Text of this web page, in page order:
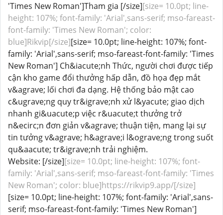
'Times New Roman']Tham gia [/size][size= 10.0pt; line-
height: 107%; font-family: 'Arial',sans-serif; mso-fareast-
font-family: 'Times New Roman'; color:
blue]Rikvip[/size][size= 10.0pt; line-height: 107%; font-
family: 'Arial',sans-serif; mso-fareast-font-family: 'Times
New Roman'] Ch&iacute;nh Thức, người chơi được tiếp
cận kho game đổi thưởng hấp dẫn, đồ họa đẹp mắt
v&agrave; lối chơi đa dạng. Hệ thống bảo mật cao
c&ugrave;ng quy tr&igrave;nh xử l&yacute; giao dịch
nhanh gi&uacute;p việc r&uacute;t thưởng trở
n&ecirc;n đơn giản v&agrave; thuận tiện, mang lại sự
tin tưởng v&agrave; h&agrave;i l&ograve;ng trong suốt
qu&aacute; tr&igrave;nh trải nghiệm.
Website: [/size][size= 10.0pt; line-height: 107%; font-
family: 'Arial',sans-serif; mso-fareast-font-family: 'Times
New Roman'; color: blue]https://rikvip9.app/[/size]
[size= 10.0pt; line-height: 107%; font-family: 'Arial',sans-
serif; mso-fareast-font-family: 'Times New Roman']